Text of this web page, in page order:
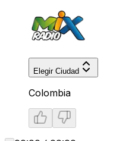
Elegir Ciudad
Colombia